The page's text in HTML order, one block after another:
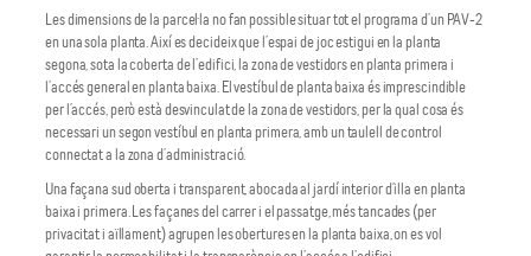
Les dimensions de la parcel·la no fan possible situar tot el programa d’un PAV-2
en una sola planta. Així es decideix que l’espai de joc estigui en la planta
segona, sota la coberta de l’edifici, la zona de vestidors en planta primera i
l’accés general en planta baixa. El vestíbul de planta baixa és imprescindible
per l’accés, però està desvinculat de la zona de vestidors, per la qual cosa és
necessari un segon vestíbul en planta primera, amb un taulell de control
connectat a la zona d’administració.
Una façana sud oberta i transparent, abocada al jardí interior d’illa en planta
baixa i primera. Les façanes del carrer i el passatge, més tancades (per
privacitat i aïllament) agrupen les obertures en la planta baixa, on es vol